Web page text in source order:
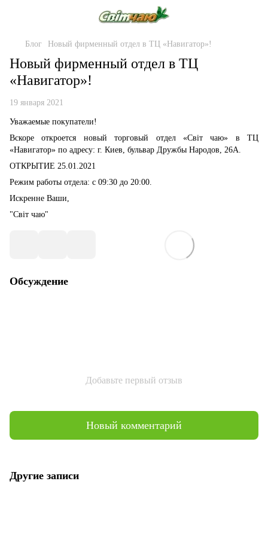
Блог Новый фирменный отдел в ТЦ «Навигатор»!
Новый фирменный отдел в ТЦ
«Навигатор»!
19 января 2021
Уважаемые покупатели!
Вскоре откроется новый торговый отдел «Світ чаю» в ТЦ
«Навигатор» по адресу: г. Киев, бульвар Дружбы Народов, 26А.
ОТКРЫТИЕ 25.01.2021
Режим работы отдела: с 09:30 до 20:00.
Искренне Ваши,
"Світ чаю"
Обсуждение
Добавьте первый отзыв
Новый комментарий
Другие записи